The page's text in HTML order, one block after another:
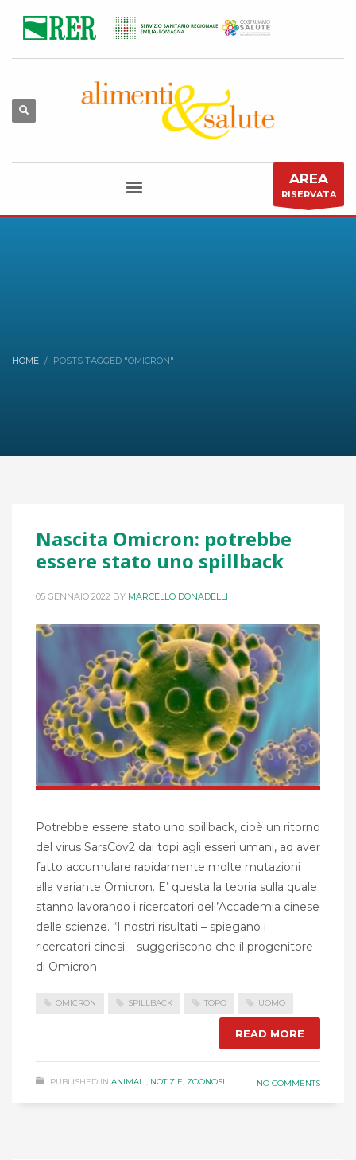
AREA
RISERVATA
HOME POSTS TAGGED "OMICRON"
Nascita Omicron: potrebbe
essere stato uno spillback
05 GENNAIO 2022 BY MARCELLO DONADELLI
Potrebbe essere stato uno spillback, cioè un ritorno
del virus SarsCov2 dai topi agli esseri umani, ad aver
fatto accumulare rapidamente molte mutazioni
alla variante Omicron. E’ questa la teoria sulla quale
stanno lavorando i ricercatori dell’Accademia cinese
delle scienze. “I nostri risultati – spiegano i
ricercatori cinesi – suggeriscono che il progenitore
di Omicron
OMICRON SPILLBACK TOPO UOMO
READ MORE
PUBLISHED IN ANIMALI, NOTIZIE, ZOONOSI NO COMMENTS